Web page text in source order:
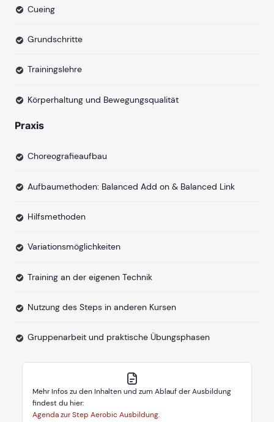
Cueing
Grundschritte
Trainingslehre
Körperhaltung und Bewegungsqualität
Praxis
Choreografieaufbau
Aufbaumethoden: Balanced Add on & Balanced Link
Hilfsmethoden
Variationsmöglichkeiten
Training an der eigenen Technik
Nutzung des Steps in anderen Kursen
Gruppenarbeit und praktische Übungsphasen
Mehr Infos zu den Inhalten und zum Ablauf der Ausbildung
findest du hier:
Agenda zur Step Aerobic Ausbildung.